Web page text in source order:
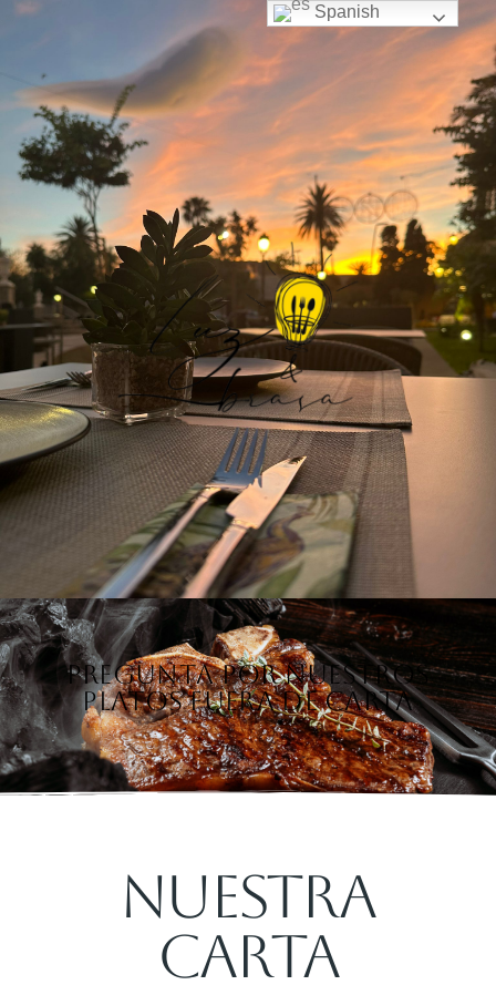
Pregunta por nuestros
platos fuera de carta
Nuestra
Carta
Spanish